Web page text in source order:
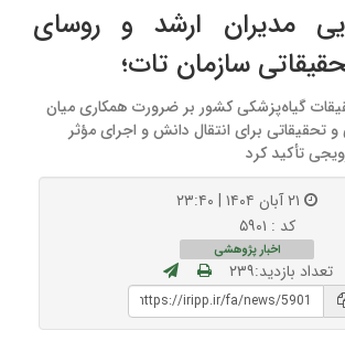
مدیران ارشد و روسای
سازمان تات؛
گیاه‌پزشکی کشور بر ضرورت همکاری میان
تحقیقاتی برای انتقال دانش و اجرای مؤثر
تأکید کرد
کد : ۵۹۰۱
اخبار پژوهشی
تعداد بازدید:۲۳۹